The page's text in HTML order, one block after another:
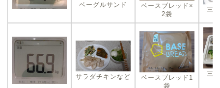
ベーグルサンド
ベースブレッド×
2袋
三
サラダチキンなど
ベースブレッド1
袋
三